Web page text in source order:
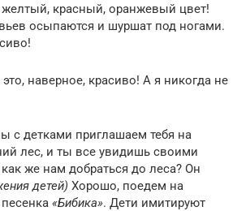
красный, оранжевый цвет!
осыпаются и шуршат под ногами.
наверное, красиво! А я никогда не
с детками приглашаем тебя на
лес, и ты все увидишь своими
же нам добраться до леса? Он
детей) Хорошо, поедем на
«Бибика». Дети имитируют